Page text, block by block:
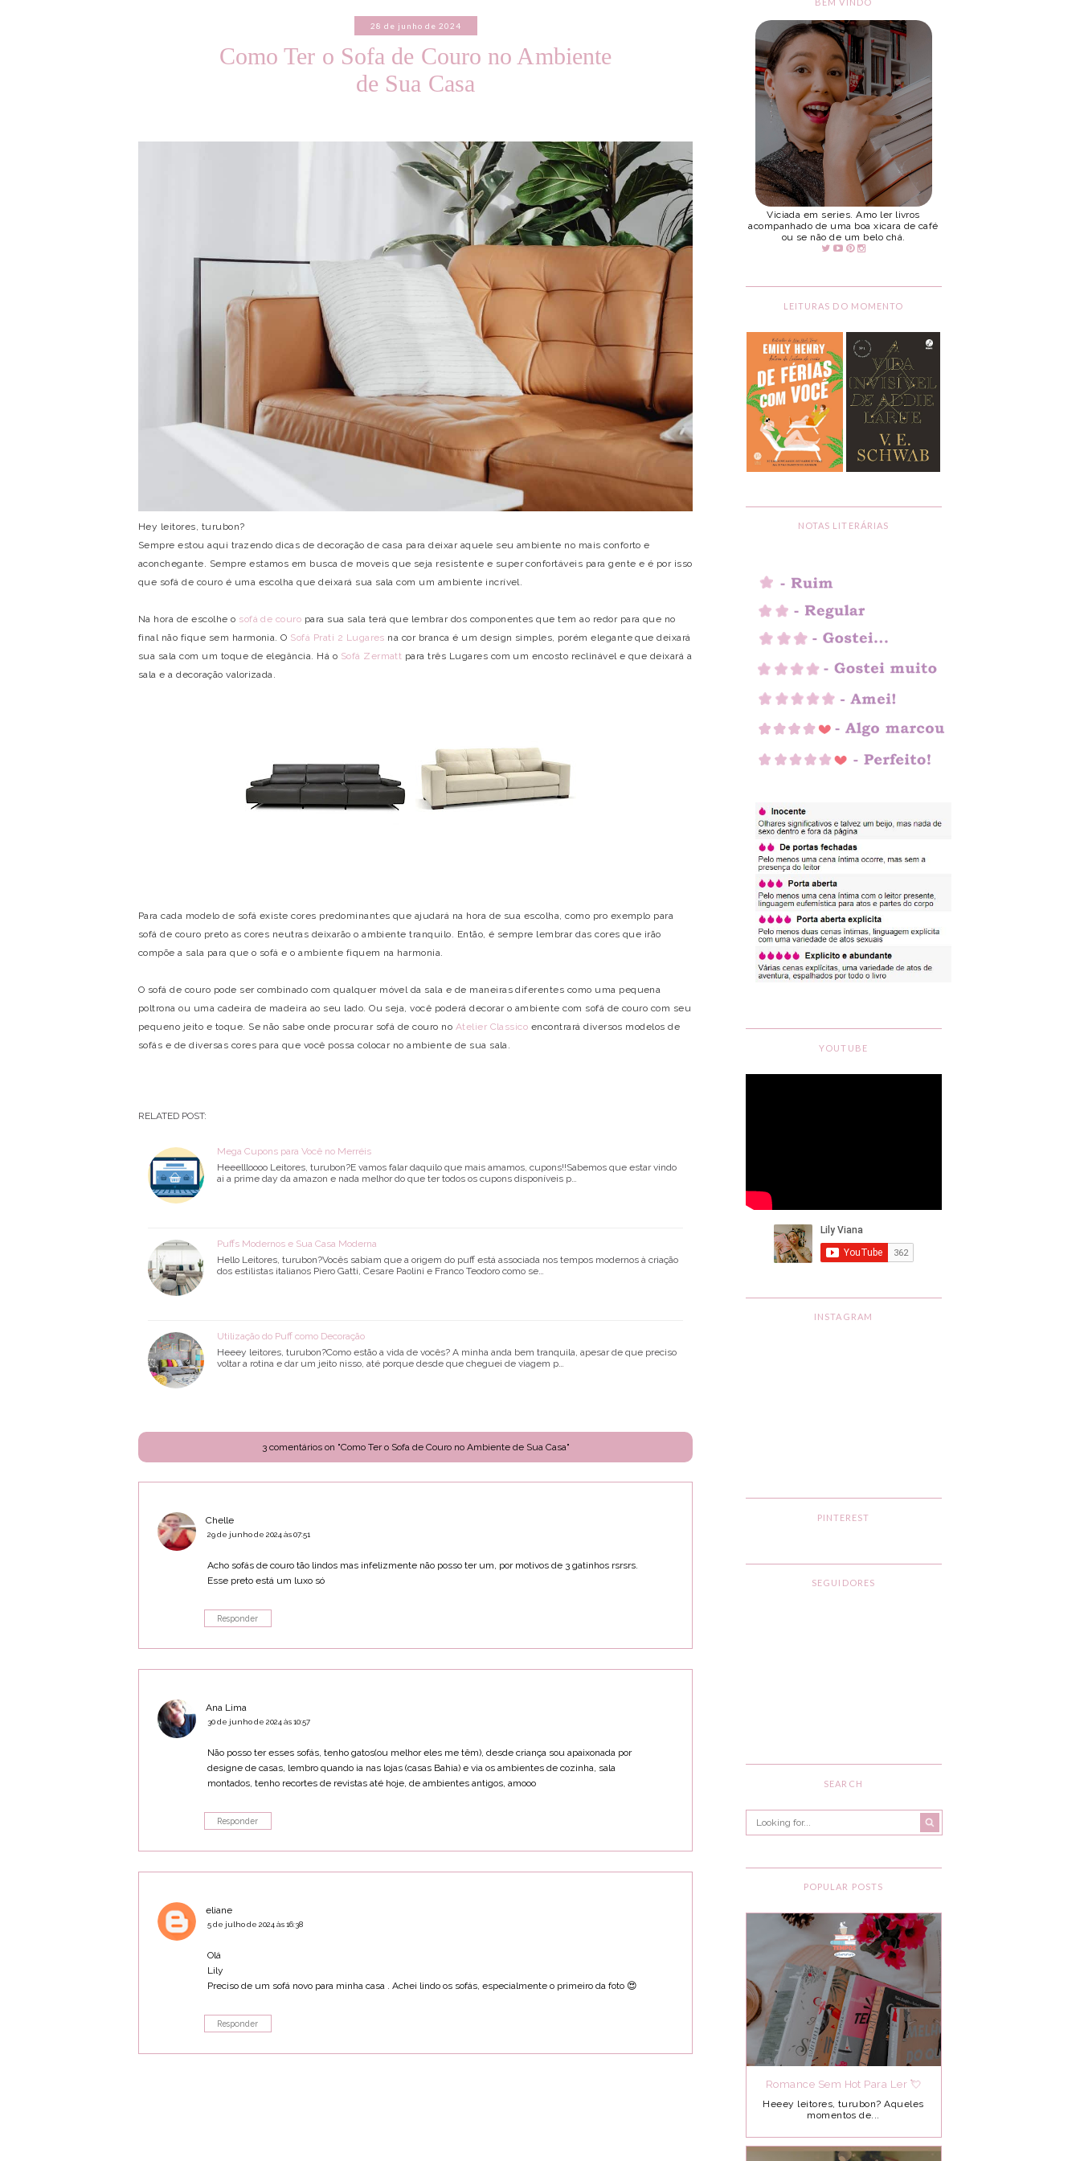
28 de junho de 2024
Como Ter o Sofa de Couro no Ambiente
de Sua Casa
Hey leitores, turubon?
Sempre estou aqui trazendo dicas de decoração de casa para deixar aquele seu ambiente no mais conforto e
aconchegante. Sempre estamos em busca de moveis que seja resistente e super confortáveis para gente e é por isso
que sofá de couro é uma escolha que deixará sua sala com um ambiente incrível.
Na hora de escolhe o sofá de couro para sua sala terá que lembrar dos componentes que tem ao redor para que no
final não fique sem harmonia. O Sofá Prati 2 Lugares na cor branca é um design simples, porém elegante que deixará
sua sala com um toque de elegância. Há o Sofá Zermatt para três Lugares com um encosto reclinável e que deixará a
sala e a decoração valorizada.
Para cada modelo de sofá existe cores predominantes que ajudará na hora de sua escolha, como pro exemplo para
sofá de couro preto as cores neutras deixarão o ambiente tranquilo. Então, é sempre lembrar das cores que irão
compõe a sala para que o sofá e o ambiente fiquem na harmonia.
O sofá de couro pode ser combinado com qualquer móvel da sala e de maneiras diferentes como uma pequena
poltrona ou uma cadeira de madeira ao seu lado. Ou seja, você poderá decorar o ambiente com sofá de couro com seu
pequeno jeito e toque. Se não sabe onde procurar sofá de couro no Atelier Classico encontrará diversos modelos de
sofás e de diversas cores para que você possa colocar no ambiente de sua sala.
RELATED POST:
Mega Cupons para Você no Merréis
Heeellloooo Leitores, turubon?E vamos falar daquilo que mais amamos, cupons!!Sabemos que estar vindo
ai a prime day da amazon e nada melhor do que ter todos os cupons disponíveis p…
Puffs Modernos e Sua Casa Moderna
Hello Leitores, turubon?Vocês sabiam que a origem do puff está associada nos tempos modernos à criação
dos estilistas italianos Piero Gatti, Cesare Paolini e Franco Teodoro como se…
Utilização do Puff como Decoração
Heeey leitores, turubon?Como estão a vida de vocês? A minha anda bem tranquila, apesar de que preciso
voltar a rotina e dar um jeito nisso, até porque desde que cheguei de viagem p…
3 comentários on "Como Ter o Sofa de Couro no Ambiente de Sua Casa"
Chelle
29 de junho de 2024 às 07:51
Acho sofás de couro tão lindos mas infelizmente não posso ter um, por motivos de 3 gatinhos rsrsrs.
Esse preto está um luxo só
Responder
Ana Lima
30 de junho de 2024 às 10:57
Não posso ter esses sofás, tenho gatos(ou melhor eles me têm), desde criança sou apaixonada por
designe de casas, lembro quando ia nas lojas (casas Bahia) e via os ambientes de cozinha, sala
montados, tenho recortes de revistas até hoje, de ambientes antigos, amooo
Responder
eliane
5 de julho de 2024 às 16:38
Olá
Lily
Preciso de um sofá novo para minha casa . Achei lindo os sofás, especialmente o primeiro da foto 😍
Responder
Viciada em series. Amo ler livros
acompanhado de uma boa xicara de café
ou se não de um belo chá.
LEITURAS DO MOMENTO
NOTAS LITERÁRIAS
YOUTUBE
INSTAGRAM
PINTEREST
SEGUIDORES
SEARCH
POPULAR POSTS
Romance Sem Hot Para Ler 💘
Heeey leitores, turubon? Aqueles
momentos de...